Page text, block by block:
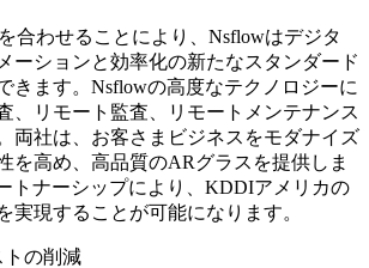
合わせることにより、Nsflowはデジタ
ーションと効率化の新たなスタンダード
きます。Nsflowの高度なテクノロジーに
、リモート監査、リモートメンテナンス
両社は、お客さまビジネスをモダナイズ
を高め、高品質のARグラスを提供しま
トナーシップにより、KDDIアメリカの
実現することが可能になります。
トの削減